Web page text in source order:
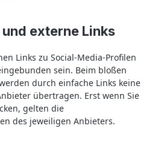
externe Links
Links zu Social-Media-Profilen
sein. Beim bloßen
durch einfache Links keine
übertragen. Erst wenn Sie
gelten die
des jeweiligen Anbieters.